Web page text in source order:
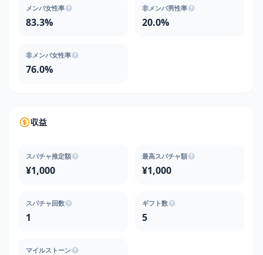
メンバ女性率
83.3%
非メンバ男性率
20.0%
非メンバ女性率
76.0%
収益
スパチャ推定額
¥1,000
最高スパチャ額
¥1,000
スパチャ回数
1
ギフト数
5
マイルストーン